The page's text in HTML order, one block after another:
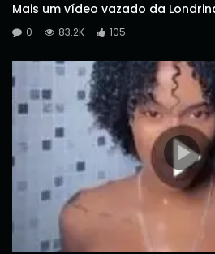
Mais um vídeo vazado da
0 83.2K 105